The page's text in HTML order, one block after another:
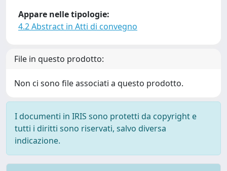
Appare nelle tipologie:
4.2 Abstract in Atti di convegno
File in questo prodotto:
Non ci sono file associati a questo prodotto.
I documenti in IRIS sono protetti da copyright e
tutti i diritti sono riservati, salvo diversa
indicazione.